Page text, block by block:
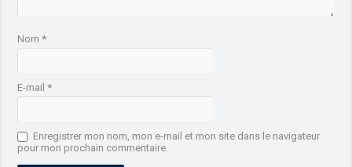
Nom*
E-mail*
Enregistrer mon nom, mon e-mail et mon site dans le navigateur
pour mon prochain commentaire.